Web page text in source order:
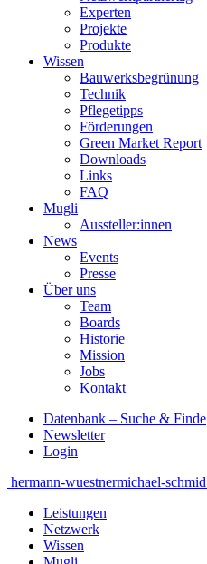
Experten
Projekte
Produkte
Wissen
Bauwerksbegrünung
Technik
Pflegetipps
Förderungen
Green Market Report
Downloads
Links
FAQ
Mugli
Aussteller:innen
News
Events
Presse
Über uns
Team
Boards
Historie
Mission
Jobs
Kontakt
Datenbank – Suche & Finde
Newsletter
Login
Beitragsnavigation
hermann-wuestnermichael-schmid
Leistungen
Netzwerk
Wissen